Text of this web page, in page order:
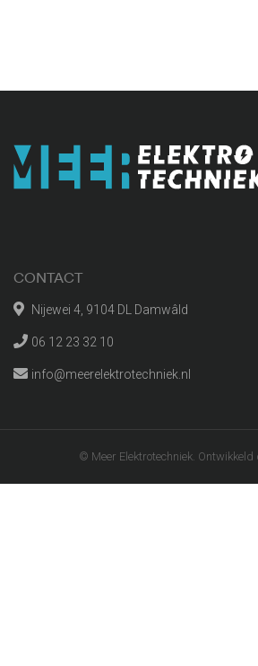
CONTACT
Nijewei 4, 9104 DL Damwâld
06 12 23 32 10
info@meerelektrotechniek.nl
© Meer Elektrotechniek. Ontwikkeld